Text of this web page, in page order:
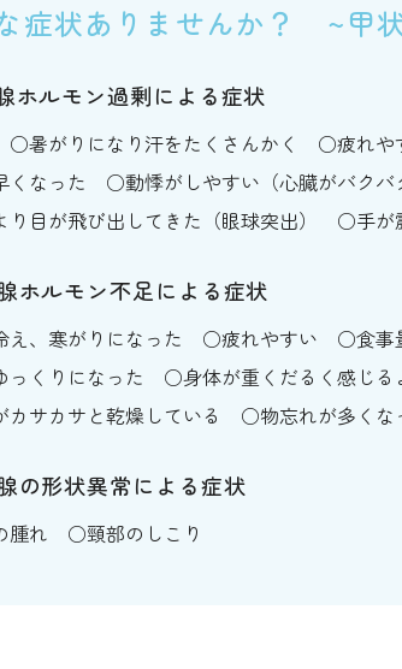
症状ありませんか？ ~甲
ホルモン過剰による症状
暑がりになり汗をたくさんかく 疲れや
くなった
動悸がしやすい（心臓がバクバ
り目が飛び出してきた（眼球突出）
手が
ホルモン不足による症状
え、寒がりになった 疲れやすい 食事
っくりになった
身体が重くだるく感じる
カサカサと乾燥している
物忘れが多くな
の形状異常による症状
腫れ 頸部のしこり